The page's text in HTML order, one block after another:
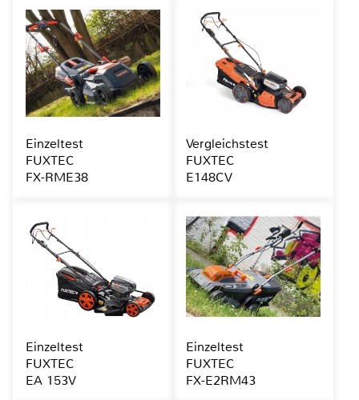
Einzeltest
FUXTEC
FX-RME38
Vergleichstest
FUXTEC
E148CV
Einzeltest
FUXTEC
EA 153V
Einzeltest
FUXTEC
FX-E2RM43